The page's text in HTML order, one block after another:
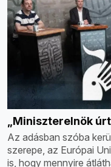
„Miniszterelnök
Az adásban szóba
szerepe, az Európai
is, hogy mennyire